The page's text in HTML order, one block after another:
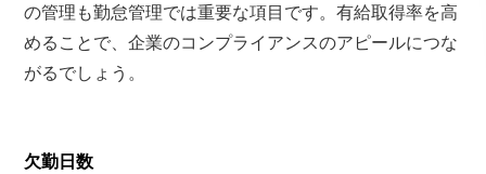
の管理も勤怠管理では重要な項目です。有給取得率を高
めることで、企業のコンプライアンスのアピールにつな
がるでしょう。
欠勤日数